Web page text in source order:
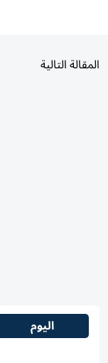
المقالة التالية
اليوم